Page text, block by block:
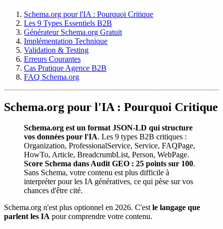
Schema.org pour l'IA : Pourquoi Critique
Les 9 Types Essentiels B2B
Générateur Schema.org Gratuit
Implémentation Technique
Validation & Testing
Erreurs Courantes
Cas Pratique Agence B2B
FAQ Schema.org
Schema.org pour l'IA : Pourquoi Critique
Schema.org est un format JSON-LD qui structure
vos données pour l'IA. Les 9 types B2B critiques :
Organization, ProfessionalService, Service, FAQPage,
HowTo, Article, BreadcrumbList, Person, WebPage.
Score Schema dans Audit GEO : 25 points sur 100.
Sans Schema, votre contenu est plus difficile à
interpréter pour les IA génératives, ce qui pèse sur vos
chances d'être cité.
Schema.org n'est plus optionnel en 2026. C'estle langage que
parlent les IA pour comprendre votre contenu.